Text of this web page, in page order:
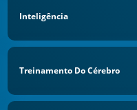
Inteligência
Treinamento Do Cérebro